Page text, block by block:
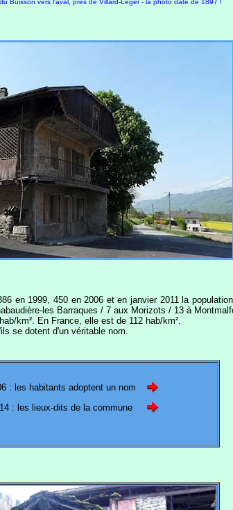
Buisson vers l'aval, près de Villard-Léger - la photo date de 1897 !
en 1999, 450 en 2006 et en janvier 2011 la
les Barraques / 7 aux Morizots / 13 à
km². En France, elle est de 112 hab/km².
se dotent d'un véritable nom.
: les habitants adoptent un nom
: les lieux-dits de la commune